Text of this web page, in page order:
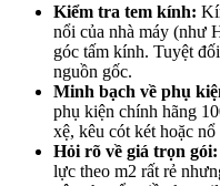
Kiểm tra tem kính:
nổi của nhà máy (như
góc tấm kính. Tuyệt
nguồn gốc.
Minh bạch về phụ
phụ kiện chính hãng
xệ, kêu cót két hoặc
Hỏi rõ về giá trọn gói:
lực theo m2 rất rẻ